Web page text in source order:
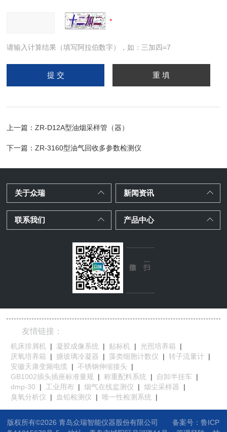
请输入计算结果（填写阿拉伯数字），如：三加四=7
上一篇：ZR-D12A型油烟采样管（器）
下一篇：ZR-3160型油气回收多参数检测仪
关于众瑞 新闻资讯
联系我们 产品中心
友情链接：
机床排屑机 | 凝胶成像系统 | 贴标机 | 光照培养箱
|
厌氧培养箱
| 搪玻璃冷凝器 | 藻类细胞计数仪 | 转子流量计 |
安徽天康变频电缆
| 不锈钢伸缩接头
|
GB1002插头插座标准量规 | 称重配料系统 | 自卸半挂车
|
dmp-30
| 工业用布 | 烟气在线监测仪 | 烟尘采样器
|
臭氧分析仪
| 血铅检测仪 | 唯一性检测系统 |
版权所有©2026 青岛众瑞智能仪器股份有限公司
备案号：鲁ICP